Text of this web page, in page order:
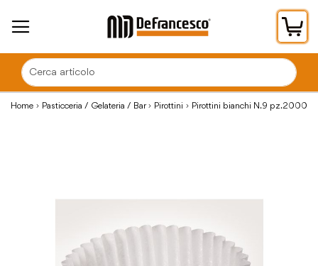
Home Pasticceria / Gelateria / Bar Pirottini Pirottini bianchi N.9 pz.2000